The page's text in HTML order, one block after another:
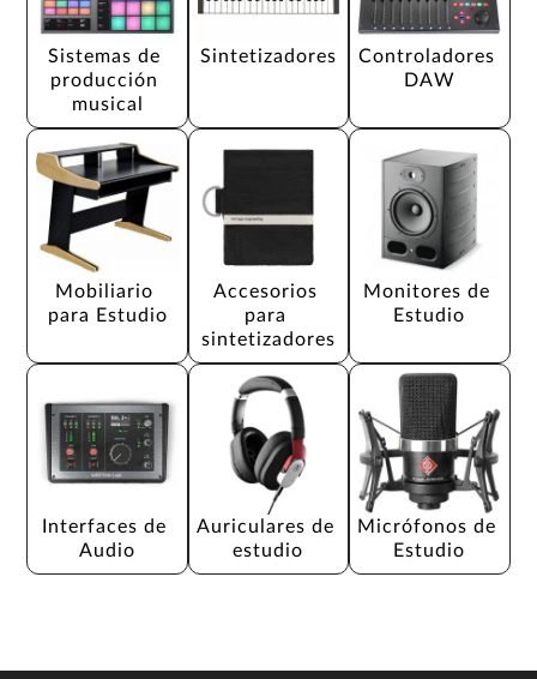
Sistemas de
producción
musical
Sintetizadores
Controladores
DAW
Mobiliario
para Estudio
Accesorios
para
sintetizadores
Monitores de
Estudio
Interfaces de
Audio
Auriculares de
estudio
Micrófonos de
Estudio